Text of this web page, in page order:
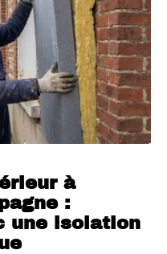
à
:
une isolation